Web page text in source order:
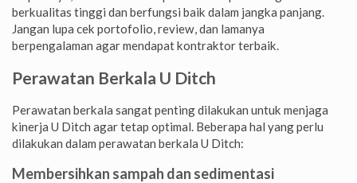
berkualitas tinggi dan berfungsi baik dalam jangka panjang.
Jangan lupa cek portofolio, review, dan lamanya
berpengalaman agar mendapat kontraktor terbaik.
Perawatan Berkala U Ditch
Perawatan berkala sangat penting dilakukan untuk menjaga
kinerja U Ditch agar tetap optimal. Beberapa hal yang perlu
dilakukan dalam perawatan berkala U Ditch:
Membersihkan sampah dan sedimentasi